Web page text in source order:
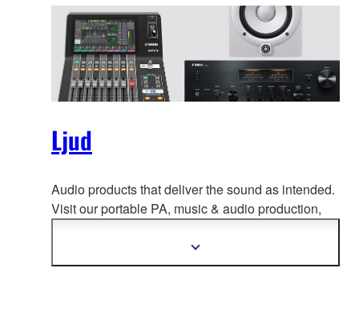
Ljud
Audio products that deliver the sound as intended.
Visit our portable PA, music & audio production,
Visa